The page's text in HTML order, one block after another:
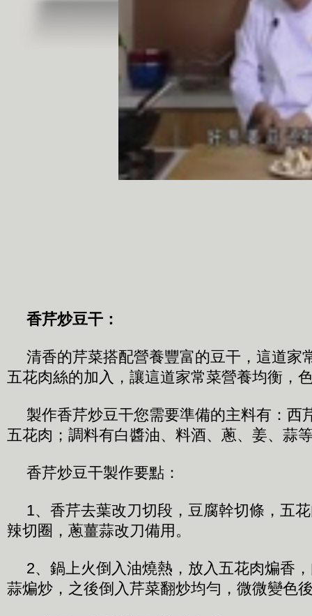
香芹炒豆干：
清香的芹菜搭配營養豐富的豆干，這道家
五花肉絲的加入，讓這道家常菜營養均衡，
製作香芹炒豆干您需要準備的主料有：西
五花肉；調料有白醬油、料酒、蔥、姜、蒜
香芹炒豆干製作要點：
1、香芹去葉改刀切段，豆腐幹切條，五
辣切圈，蔥薑蒜改刀備用。
2、鍋上火倒入油燒熱，放入五花肉煸香
蒜煸炒，之後倒入芹菜翻炒均勻，微微變色